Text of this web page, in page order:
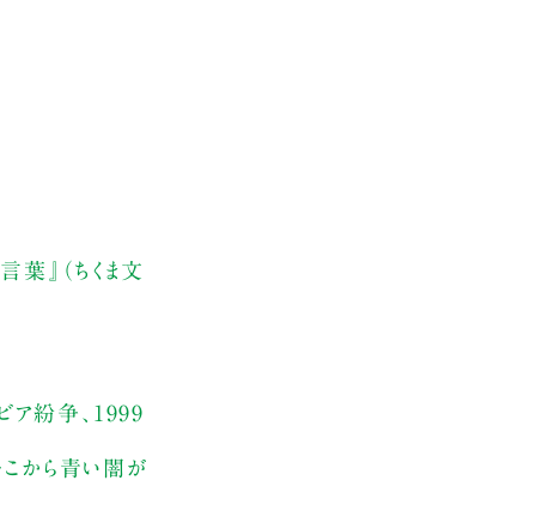
』（ちくま文
ア紛争、1999
から青い闇が